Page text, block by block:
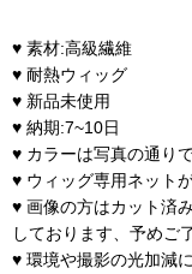
♥ 素材:高級繊維
♥ 耐熱ウィッグ
♥ 新品未使用
♥ 納期:7~10日
♥ カラーは写真の通りで
♥ ウィッグ専用ネット
♥ 画像の方はカット済
しております、予めご
♥ 環境や撮影の光加減